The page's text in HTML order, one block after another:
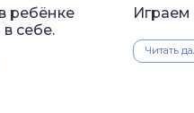
ребёнке
себе.
Играем
Читать